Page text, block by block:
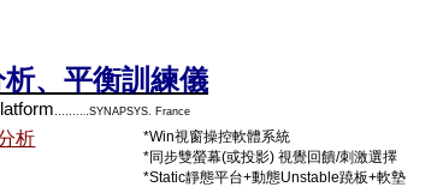
、平衡訓練儀
……. …SYNAPSYS. France
析 *Win視窗操控軟體系統
*同步雙螢幕(或投影) 視覺回饋/刺激選擇
*Static靜態平台+動態Unstable蹺板+軟墊